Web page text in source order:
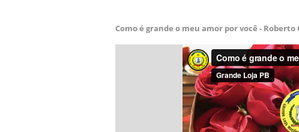
Como é grande o meu amor por você - Roberto